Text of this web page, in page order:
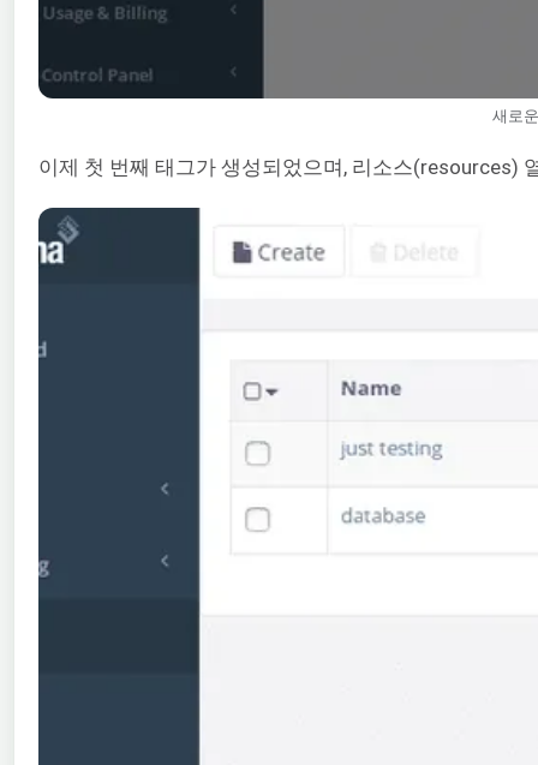
새로
이제 첫 번째 태그가 생성되었으며, 리소스(resources)